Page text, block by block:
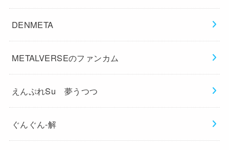
DENMETA
METALVERSEのファンカム
えんぷれSu 夢うつつ
ぐんぐん-解